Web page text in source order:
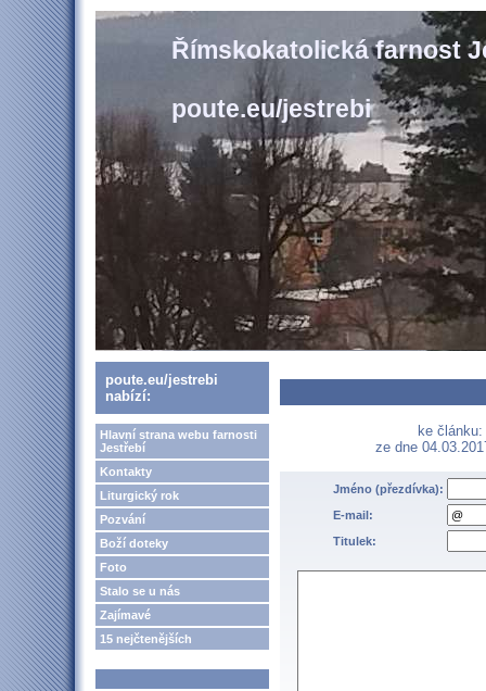
Římskokatolická farnost
poute.eu/jestrebi
poute.eu/jestrebi
nabízí:
Hlavní strana webu farnosti
Jestřebí
Kontakty
Liturgický rok
Pozvání
Boží doteky
Foto
Stalo se u nás
Zajímavé
15 nejčtenějších
ke
ze dne
Jméno (přezdívka):
E-mail:
Titulek: